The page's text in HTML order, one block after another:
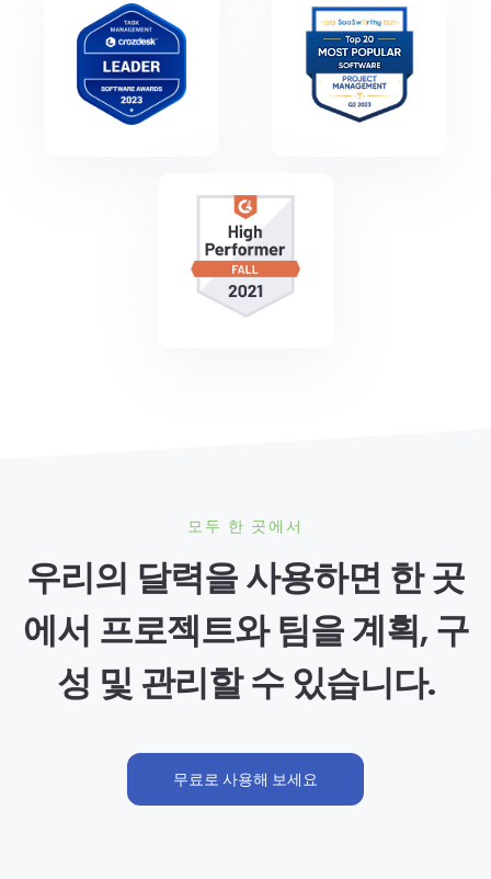
모두 한 곳에서
우리의 달력을 사용하면 한 곳
에서 프로젝트와 팀을 계획, 구
성 및 관리할 수 있습니다.
무료로 사용해 보세요